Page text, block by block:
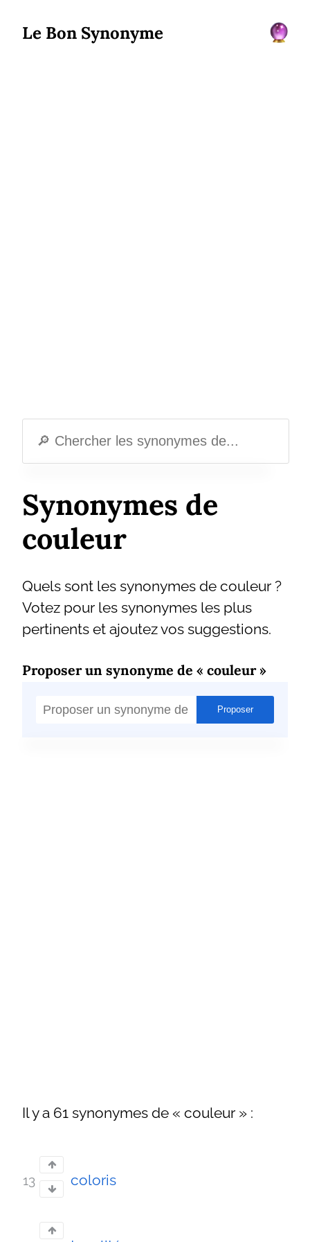
Le Bon Synonyme
Synonymes de
couleur
Quels sont les synonymes de couleur ?
Votez pour les synonymes les plus
pertinents et ajoutez vos suggestions.
Proposer un synonyme de « couleur »
Il y a 61 synonymes de « couleur » :
13 coloris